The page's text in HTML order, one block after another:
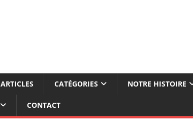
ARTICLES CATÉGORIES NOTRE HISTOIRE
CONTACT